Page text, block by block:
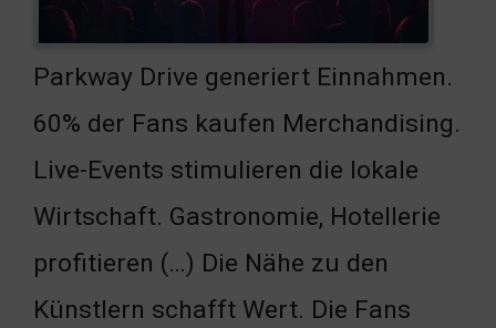
Parkway Drive generiert Einnahmen.
60% der Fans kaufen Merchandising.
Live-Events stimulieren die lokale
Wirtschaft. Gastronomie, Hotellerie
profitieren (…) Die Nähe zu den
Künstlern schafft Wert. Die Fans